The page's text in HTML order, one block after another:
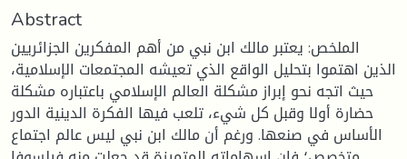
Abstract
الملخص: يعتبر مالك ابن نبي من أهم المفكرين الجزائريين
الذين اهتموا بتحليل الواقع الذي تعيشه المجتمعات الإسلامية،
حيث اتجه نحو إبراز مشكلة العالم الإسلامي باعتباره مشكلة
حضارة أولا وقبل كل شيء، تلعب فيها الفكرة الدينية الدور
الأساس في صنعها. ورغم أن مالك ابن نبي ليس عالم اجتماع